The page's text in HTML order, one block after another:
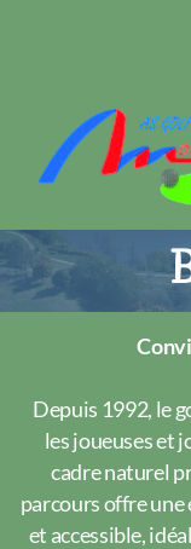
Depuis 1992, le
les joueuses et
cadre naturel
parcours offre une
et accessible,